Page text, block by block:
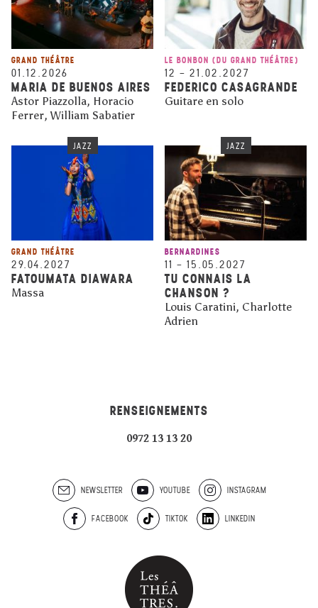
GRAND THÉÂTRE
01.12.2026
MARIA DE BUENOS AIRES
Astor Piazzolla, Horacio
Ferrer, William Sabatier
LE BONBON (DU GRAND THÉÂTRE)
12 – 21.02.2027
FEDERICO CASAGRANDE
Guitare en solo
JAZZ
GRAND THÉÂTRE
29.04.2027
FATOUMATA DIAWARA
Massa
JAZZ
BERNARDINES
11 – 15.05.2027
TU CONNAIS LA
CHANSON ?
Louis Caratini, Charlotte
Adrien
RENSEIGNEMENTS
0972 13 13 20
NEWSLETTER YOUTUBE INSTAGRAM
FACEBOOK TIKTOK LINKEDIN